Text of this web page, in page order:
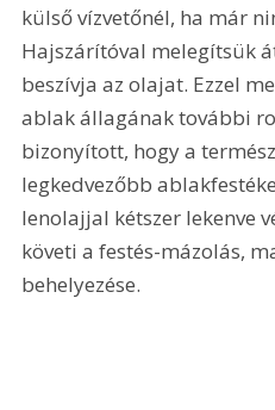
külső vízvetőnél, ha már
Hajszárítóval melegítsük
beszívja az olajat. Ezzel
ablak állagának további
bizonyított, hogy a
legkedvezőbb
lenolajjal kétszer lekenve
követi a festés-mázolás,
behelyezése.